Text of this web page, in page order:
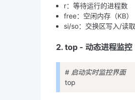
r：等待运行的进程数
free：空闲内存（KB）
si/so：交换区写入/读
2. top - 动态进程监控
# 启动实时监控界面
top